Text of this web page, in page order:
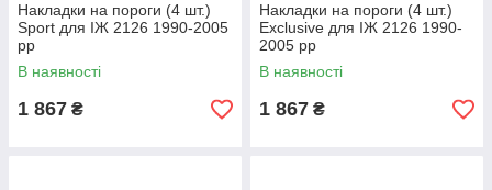
Накладки на пороги (4 шт.)
Sport для ІЖ 2126 1990-2005
рр
В наявності
1 867 ₴
Накладки на пороги (4 шт.)
Exclusive для ІЖ 2126 1990-
2005 рр
В наявності
1 867 ₴